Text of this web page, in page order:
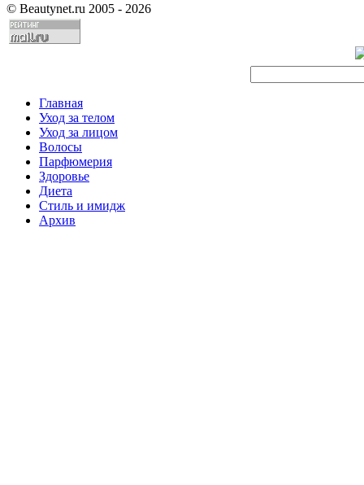
© Beautynet.ru 2005 - 2026
Главная
Уход за телом
Уход за лицом
Волосы
Парфюмерия
Здоровье
Диета
Стиль и имидж
Архив